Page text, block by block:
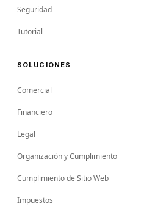
Seguridad
Tutorial
SOLUCIONES
Comercial
Financiero
Legal
Organización y Cumplimiento
Cumplimiento de Sitio Web
Impuestos